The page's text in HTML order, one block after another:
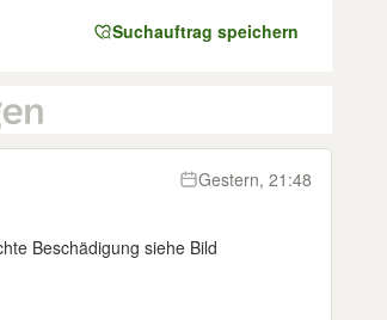
Suchauftrag speichern
Gestern, 21:48
Beschädigung siehe Bild